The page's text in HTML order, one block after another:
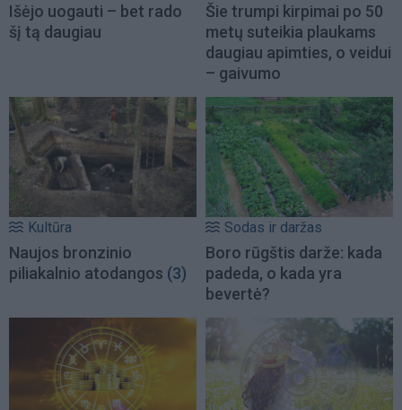
Išėjo uogauti – bet rado
šį tą daugiau
Šie trumpi kirpimai po 50
metų suteikia plaukams
daugiau apimties, o veidui
– gaivumo
Kultūra
Naujos bronzinio
piliakalnio atodangos (3)
Sodas ir daržas
Boro rūgštis darže: kada
padeda, o kada yra
bevertė?